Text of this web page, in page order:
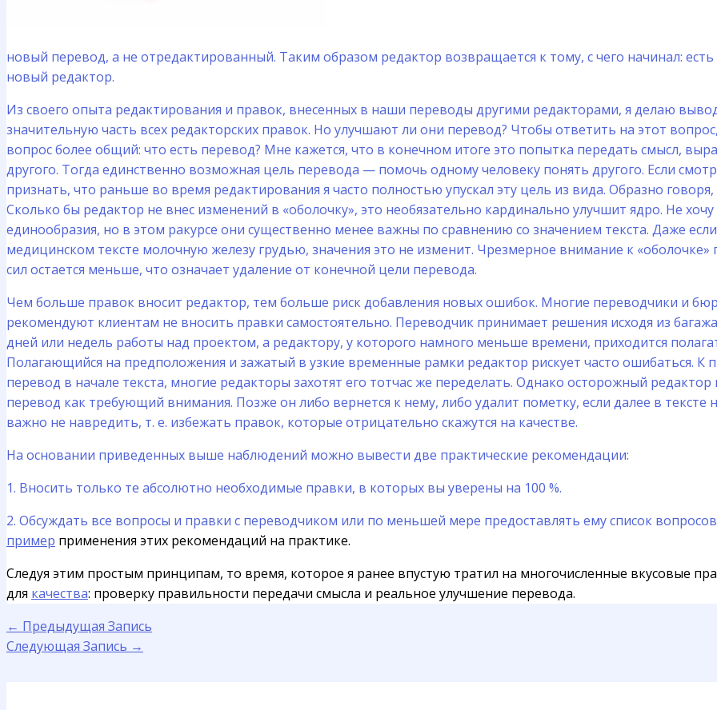
новый перевод, а не отредактированный. Таким образом редактор возвращается к тому, с чего начинал:
новый редактор.
Из своего опыта редактирования и правок, внесенных в наши переводы другими редакторами, я делаю
значительную часть всех редакторских правок. Но улучшают ли они перевод? Чтобы ответить на этот
вопрос более общий: что есть перевод? Мне кажется, что в конечном итоге это попытка передать смысл,
другого. Тогда единственно возможная цель перевода — помочь одному человеку понять другого. Если
признать, что раньше во время редактирования я часто полностью упускал эту цель из вида. Образно
Сколько бы редактор не внес изменений в «оболочку», это необязательно кардинально улучшит ядро. Не
единообразия, но в этом ракурсе они существенно менее важны по сравнению со значением текста. Даже
медицинском тексте молочную железу грудью, значения это не изменит. Чрезмерное внимание к
сил остается меньше, что означает удаление от конечной цели перевода.
Чем больше правок вносит редактор, тем больше риск добавления новых ошибок. Многие переводчики и
рекомендуют клиентам не вносить правки самостоятельно. Переводчик принимает решения исходя из
дней или недель работы над проектом, а редактору, у которого намного меньше времени, приходится
Полагающийся на предположения и зажатый в узкие временные рамки редактор рискует часто ошибаться.
перевод в начале текста, многие редакторы захотят его тотчас же переделать. Однако осторожный
перевод как требующий внимания. Позже он либо вернется к нему, либо удалит пометку, если далее в тексте
важно не навредить, т. е. избежать правок, которые отрицательно скажутся на качестве.
На основании приведенных выше наблюдений можно вывести две практические рекомендации:
1. Вносить только те абсолютно необходимые правки, в которых вы уверены на 100 %.
2. Обсуждать все вопросы и правки с переводчиком или по меньшей мере предоставлять ему список
пример применения этих рекомендаций на практике.
Следуя этим простым принципам, то время, которое я ранее впустую тратил на многочисленные вкусовые
для качества: проверку правильности передачи смысла и реальное улучшение перевода.
← Предыдущая Запись
Следующая Запись →